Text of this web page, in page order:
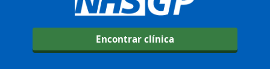
Encontrar clínica